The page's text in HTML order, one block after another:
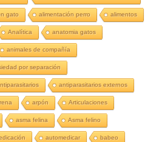
gato alimentación perro alimentos
Analítica anatomia gatos
animales de compañía
por separación
antiparasitarios externos
arpón Articulaciones
asma felina Asma felino
automedicar babeo